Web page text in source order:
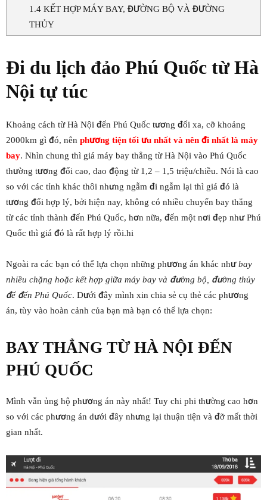
1.4KẾT HỢP MÁY BAY, ĐƯỜNG BỘ VÀ ĐƯỜNG
THỦY
Đi du lịch đảo Phú Quốc từ Hà
Nội tự túc
Khoảng cách từ Hà Nội đến Phú Quốc tương đối xa, cỡ khoảng
2000km gì đó, nên phương tiện tối ưu nhất và nên đi nhất là máy
bay. Nhìn chung thì giá máy bay thẳng từ Hà Nội vào Phú Quốc
thường tương đối cao, dao động từ 1,2 – 1,5 triệu/chiều. Nói là cao
so với các tỉnh khác thôi nhưng ngẫm đi ngẫm lại thì giá đó là
tương đối hợp lý, bởi hiện nay, không có nhiều chuyến bay thẳng
từ các tỉnh thành đến Phú Quốc, hơn nữa, đến một nơi đẹp như Phú
Quốc thì giá đó là rất hợp lý rồi.hi
Ngoài ra các bạn có thể lựa chọn những phương án khác nhưbay
nhiều chặng hoặc kết hợp giữa máy bay và đường bộ, đường thủy
để đến Phú Quốc. Dưới đây mình xin chia sẻ cụ thẻ các phương
án, tùy vào hoàn cảnh của bạn mà bạn có thể lựa chọn:
BAY THẲNG TỪ HÀ NỘI ĐẾN
PHÚ QUỐC
Mình vẫn ủng hộ phương án này nhất! Tuy chi phi thường cao hơn
so với các phương án dưới đây nhưng lại thuận tiện và đỡ mất thời
gian nhất.